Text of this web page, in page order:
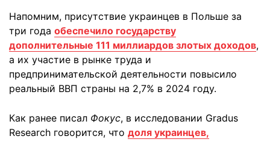
Напомним, присутствие украинцев в Польше за
три года обеспечило государству
дополнительные 111 миллиардов злотых доходов,
а их участие в рынке труда и
предпринимательской деятельности повысило
реальный ВВП страны на 2,7% в 2024 году.
Как ранее писал Фокус, в исследовании Gradus
Research говорится, что доля украинцев,